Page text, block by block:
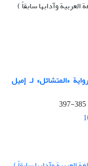
«المتشائل» لـ إميل
385-397